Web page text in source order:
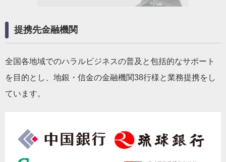
提携先金融機関
全国各地域でのハラルビジネスの普及と包括的なサポート
を目的とし、地銀・信金の金融機関38行様と業務提携をし
ています。